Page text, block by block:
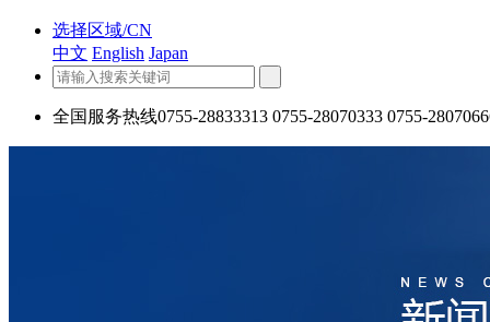
选择区域/CN
中文 English Japan
全国服务热线0755-28833313 0755-28070333 0755-